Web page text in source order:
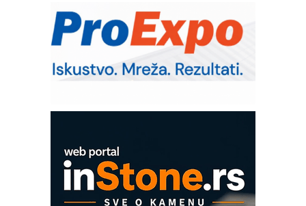
IB BLUMENAUER - više od 40 godina
poverenja u industriji
RMQ-TITAN ADVANCED INDICATOR
– Pametna signalizacija za efikasnije
upravljanje mašinama
EVOKS Maintenance Management
ROSA i SCHUNK podižu proizvodnju
na viši nivo
Detekcija različitih oblika